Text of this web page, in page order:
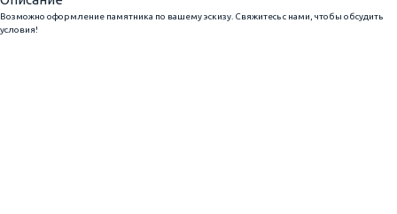
Возможно оформление памятника по вашему эскизу. Свяжитесь с нами, чтобы обсудить
условия!